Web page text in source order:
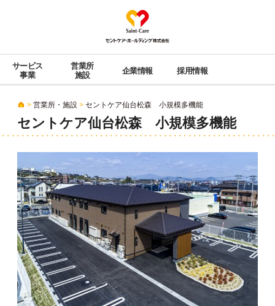
サービス
事業
営業所
施設
企業情報 採用情報
> 営業所・施設 > セントケア仙台松森 小規模多機能
セントケア仙台松森 小規模多機能